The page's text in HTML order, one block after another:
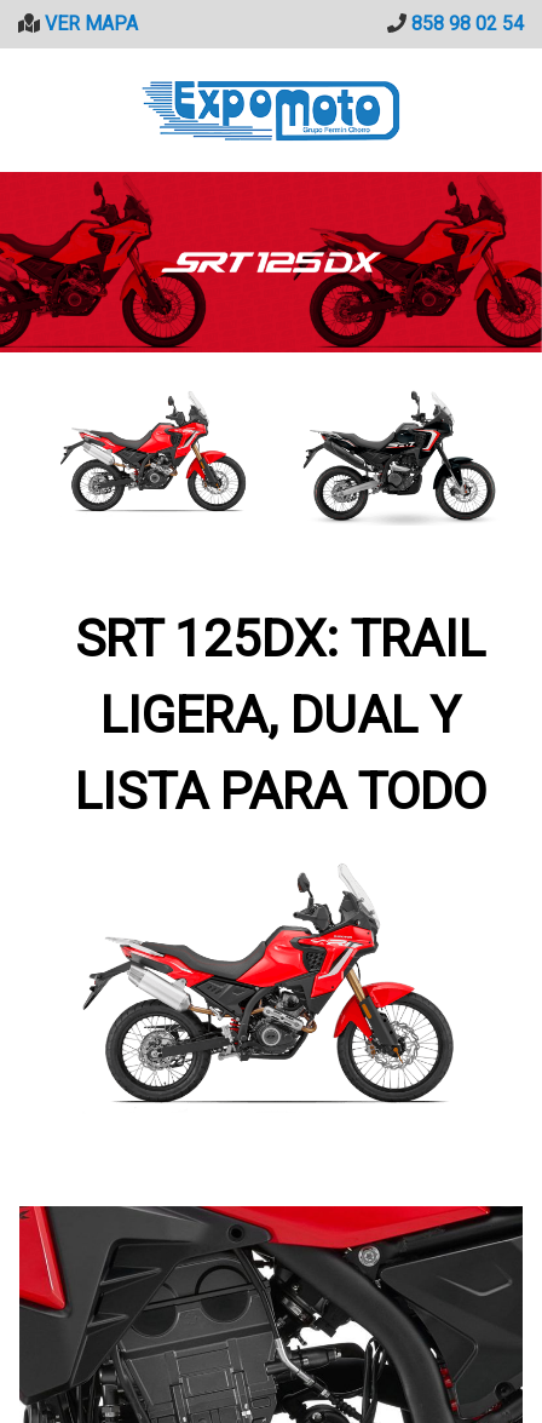
SaltarVER MAPA 858 98 02 54
SRT 125DX: TRAIL
LIGERA, DUAL Y
LISTA PARA TODO